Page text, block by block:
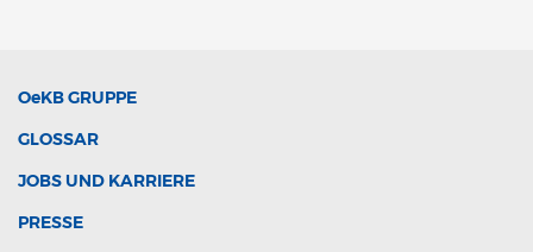
OeKBGRUPPE
GLOSSAR
JOBS UND KARRIERE
PRESSE